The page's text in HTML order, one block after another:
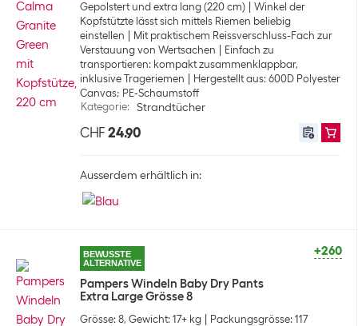
Gepolstert und extra lang (220 cm)
Winkel der
Kopfstützte lässt sich mittels Riemen beliebig
einstellen
Mit praktischem Reissverschluss-Fach zur
Verstauung von Wertsachen
Einfach zu
transportieren: kompakt zusammenklappbar,
inklusive Trageriemen
Hergestellt aus: 600D Polyester
Canvas; PE-Schaumstoff
Kategorie: Strandtücher
CHF 24.90
Ausserdem erhältlich in:
+260
BEWUSSTE
ALTERNATIVE
Pampers Windeln Baby Dry Pants
Extra Large Grösse 8
Grösse: 8, Gewicht: 17+ kg
Packungsgrösse: 117